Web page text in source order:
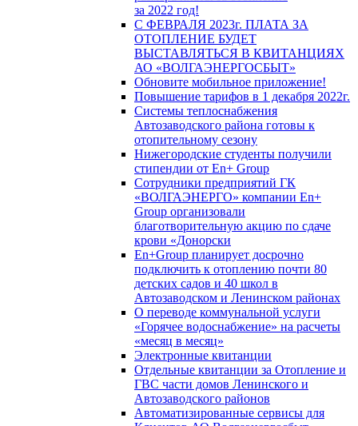
за 2022 год!
С ФЕВРАЛЯ 2023г. ПЛАТА ЗА
ОТОПЛЕНИЕ БУДЕТ
ВЫСТАВЛЯТЬСЯ В КВИТАНЦИЯХ
АО «ВОЛГАЭНЕРГОСБЫТ»
Обновите мобильное приложение!
Повышение тарифов в 1 декабря 2022г.
Системы теплоснабжения
Автозаводского района готовы к
отопительному сезону
Нижегородские студенты получили
стипендии от En+ Group
Сотрудники предприятий ГК
«ВОЛГАЭНЕРГО» компании En+
Group организовали
благотворительную акцию по сдаче
крови «Донорски
En+Group планирует досрочно
подключить к отоплению почти 80
детских садов и 40 школ в
Автозаводском и Ленинском районах
О переводе коммунальной услуги
«Горячее водоснабжение» на расчеты
«месяц в месяц»
Электронные квитанции
Отдельные квитанции за Отопление и
ГВС части домов Ленинского и
Автозаводского районов
Автоматизированные сервисы для